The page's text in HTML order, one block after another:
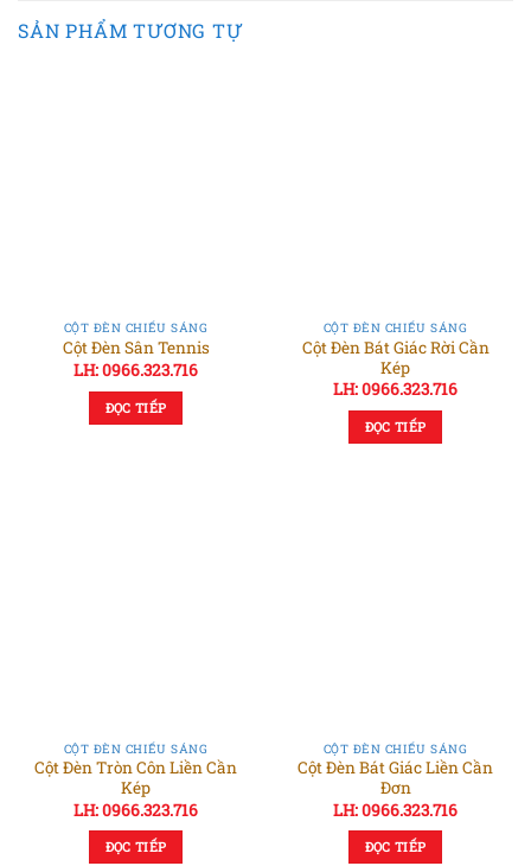
SẢN PHẨM TƯƠNG TỰ
CỘT ĐÈN CHIẾU SÁNG
Cột Đèn Sân Tennis
LH: 0966.323.716
ĐỌC TIẾP
CỘT ĐÈN CHIẾU SÁNG
Cột Đèn Bát Giác Rời Cần
Kép
LH: 0966.323.716
ĐỌC TIẾP
CỘT ĐÈN CHIẾU SÁNG
Cột Đèn Tròn Côn Liền Cần
Kép
LH: 0966.323.716
ĐỌC TIẾP
CỘT ĐÈN CHIẾU SÁNG
Cột Đèn Bát Giác Liền Cần
Đơn
LH: 0966.323.716
ĐỌC TIẾP